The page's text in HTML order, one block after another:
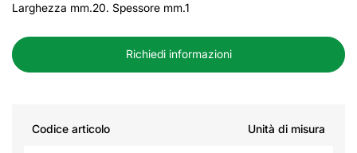
Larghezza mm.20. Spessore mm.1
Richiedi informazioni
Codice articolo Unità di misura